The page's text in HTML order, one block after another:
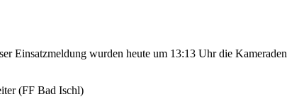
Einsatzmeldung wurden heute um 13:13 Uhr die
(FF Bad Ischl)